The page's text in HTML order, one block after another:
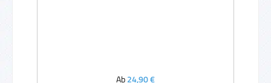
Regulärer Preis:
Ab24,90 €